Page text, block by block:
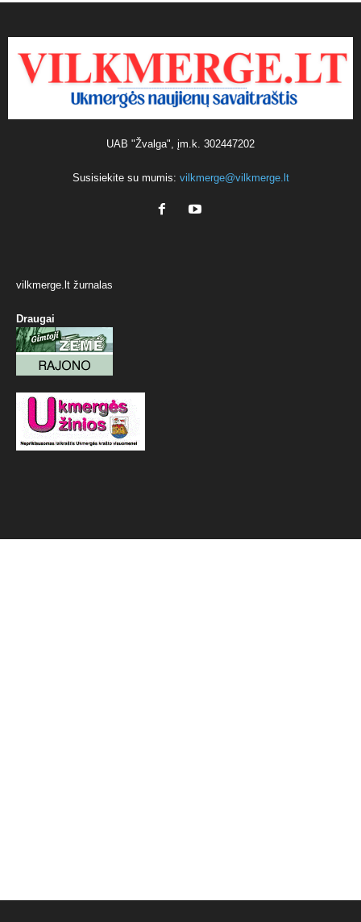
UAB "Žvalga", įm.k. 302447202
Susisiekite su mumis: vilkmerge@vilkmerge.lt
vilkmerge.lt žurnalas
Draugai